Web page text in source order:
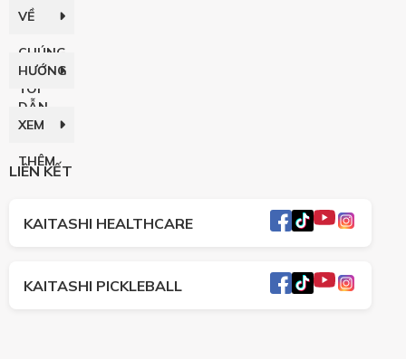
VỀ
CHÚNG
TÔI
HƯỚNG
DẪN
XEM
THÊM
LIÊN KẾT
KAITASHI HEALTHCARE
KAITASHI PICKLEBALL